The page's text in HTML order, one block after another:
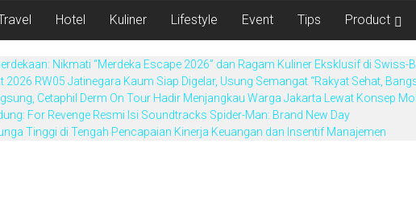
Hotel Kuliner Lifestyle Event Tips Product
Nikmati “Merdeka Escape 2026” dan Ragam Kuliner Eksklusif di Swiss-
2026 RW05 Jatinegara Kaum Siap Digelar, Usung Semangat “Rakyat Sehat,
Cetaphil Derm On Tour Hadir Menjangkau Warga Jakarta Lewat Konsep
For Revenge Resmi Isi Soundtracks Spider-Man: Brand New Day
Tinggi di Tengah Pencapaian Kinerja Keuangan dan Insentif Manajemen